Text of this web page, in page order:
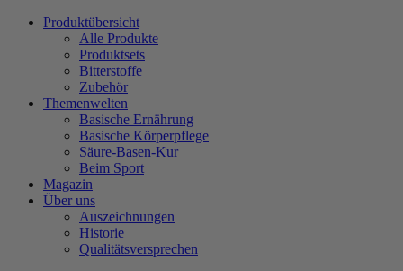
Zum
Produktübersicht
Alle Produkte
Produktsets
Bitterstoffe
Zubehör
Themenwelten
Basische Ernährung
Basische Körperpflege
Säure-Basen-Kur
Beim Sport
Magazin
Über uns
Auszeichnungen
Historie
Qualitätsversprechen